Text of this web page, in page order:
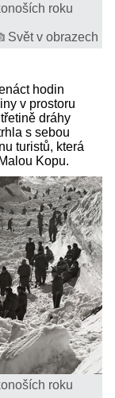
roku
Svět v obrazech
hodin
v prostoru
dráhy
s sebou
turistů, která
Kopu.
roku